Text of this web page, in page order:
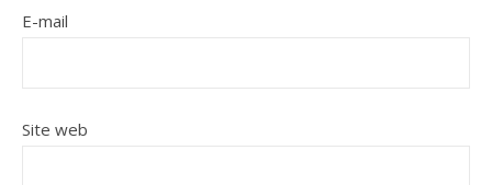
E-mail
Site web